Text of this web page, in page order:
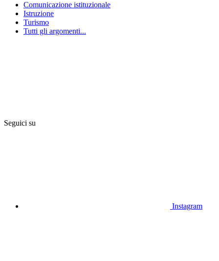
Comunicazione istituzionale
Istruzione
Turismo
Tutti gli argomenti...
Seguici su
Instagram